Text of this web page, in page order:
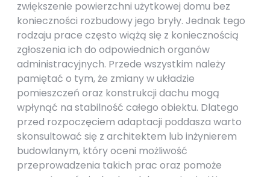
zwiększenie powierzchni użytkowej domu bez
konieczności rozbudowy jego bryły. Jednak tego
rodzaju prace często wiążą się z koniecznością
zgłoszenia ich do odpowiednich organów
administracyjnych. Przede wszystkim należy
pamiętać o tym, że zmiany w układzie
pomieszczeń oraz konstrukcji dachu mogą
wpłynąć na stabilność całego obiektu. Dlatego
przed rozpoczęciem adaptacji poddasza warto
skonsultować się z architektem lub inżynierem
budowlanym, który oceni możliwość
przeprowadzenia takich prac oraz pomoże